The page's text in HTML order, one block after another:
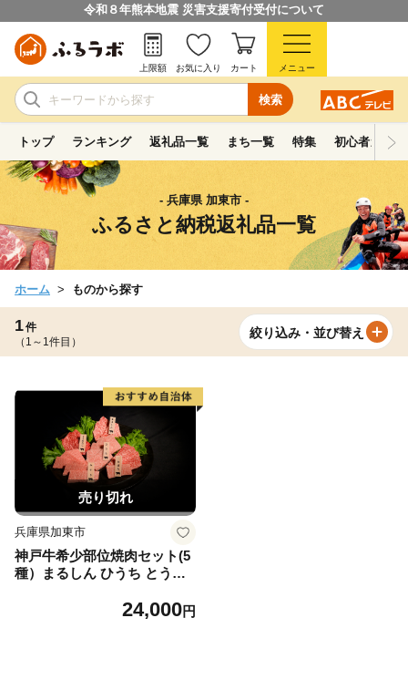
令和８年熊本地震 災害支援寄付受付について
検索
上限額 お気に入り カート メニュー
トップ ランキング 返礼品一覧 まち一覧 特集 初心者ガイド
- 兵庫県 加東市 -
ふるさと納税返礼品一覧
ホーム ものから探す
1件
（1～1件目）
絞り込み・並び替え
売り切れ
兵庫県加東市
神戸牛希少部位焼肉セット(5
種）まるしん ひうち とうが
パック [肉 牛肉 神戸牛 最高
24,000円